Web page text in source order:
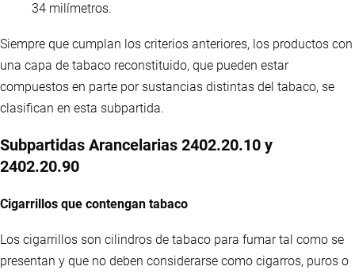
34 milímetros.
Siempre que cumplan los criterios anteriores, los productos con
una capa de tabaco reconstituido, que pueden estar
compuestos en parte por sustancias distintas del tabaco, se
clasifican en esta subpartida.
Subpartidas Arancelarias 2402.20.10 y
2402.20.90
Cigarrillos que contengan tabaco
Los cigarrillos son cilindros de tabaco para fumar tal como se
presentan y que no deben considerarse como cigarros, puros o